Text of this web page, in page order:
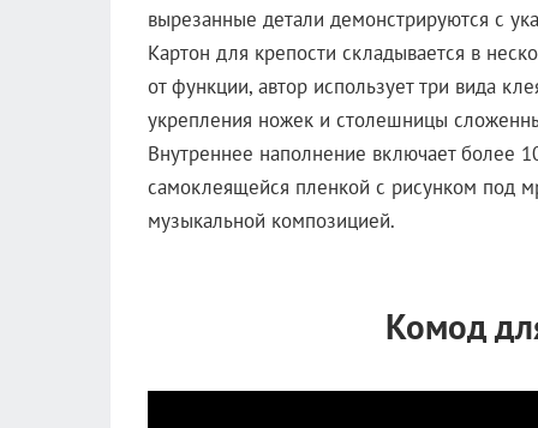
вырезанные детали демонстрируются с
Картон для крепости складывается в
от функции, автор использует три вида
укрепления ножек и столешницы
Внутреннее наполнение включает
самоклеящейся пленкой с рисунком под
музыкальной композицией.
Комод